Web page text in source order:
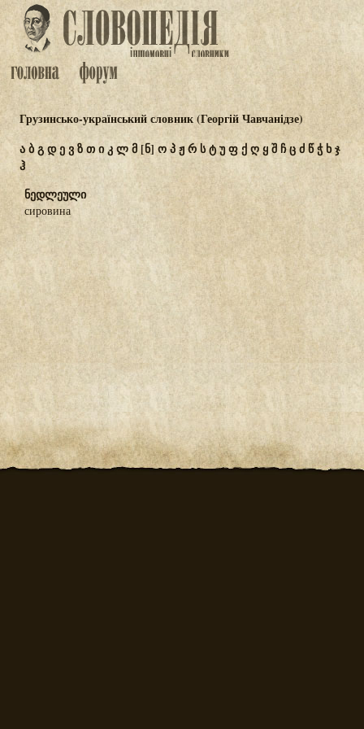
Грузинсько-український словник (Георгій Чавчанідзе)
აბგდევზთიკლმ[ნ] ოპჟრ სტუფქღყშჩცძწჭხჯ
ჰ
ნედლეული
сировина